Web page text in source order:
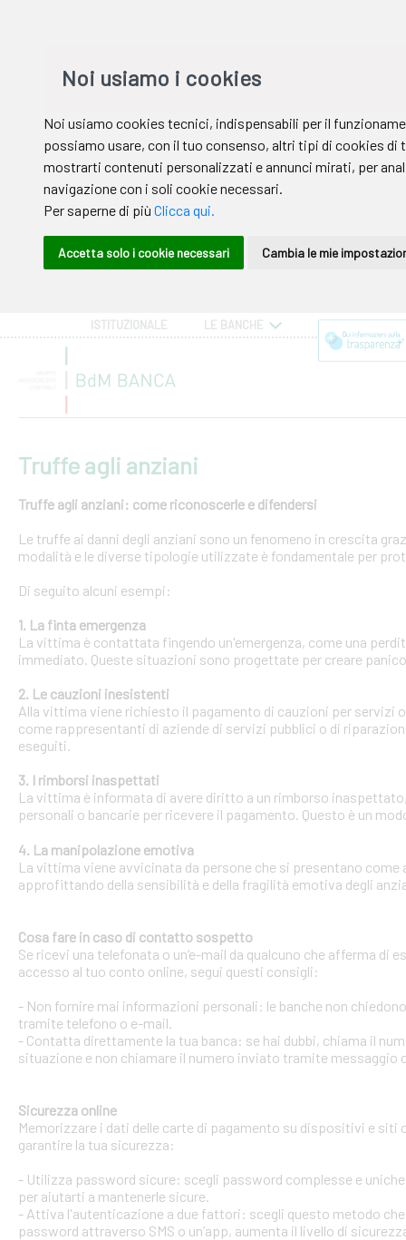
ISTITUZIONALE LE BANCHE
Truffe agli anziani
Truffe agli anziani: come riconoscerle e difendersi
Le truffe ai danni degli anziani sono un fenomeno in crescita
modalità e le diverse tipologie utilizzate è fondamentale per
Di seguito alcuni esempi:
1. La finta emergenza
La vittima è contattata fingendo un'emergenza, come una
immediato. Queste situazioni sono progettate per creare
2. Le cauzioni inesistenti
Alla vittima viene richiesto il pagamento di cauzioni per
come rappresentanti di aziende di servizi pubblici o di
eseguiti.
3. I rimborsi inaspettati
La vittima è informata di avere diritto a un rimborso
personali o bancarie per ricevere il pagamento. Questo è un
4. La manipolazione emotiva
La vittima viene avvicinata da persone che si presentano
approfittando della sensibilità e della fragilità emotiva degli
Cosa fare in caso di contatto sospetto
Se ricevi una telefonata o un’e-mail da qualcuno che afferma di
accesso al tuo conto online, segui questi consigli:
- Non fornire mai informazioni personali: le banche non
tramite telefono o e-mail.
- Contatta direttamente la tua banca: se hai dubbi, chiama il
situazione e non chiamare il numero inviato tramite messaggio
Sicurezza online
Memorizzare i dati delle carte di pagamento su dispositivi e
garantire la tua sicurezza:
- Utilizza password sicure: scegli password complesse e
per aiutarti a mantenerle sicure.
- Attiva l'autenticazione a due fattori: scegli questo metodo
password attraverso SMS o un’app, aumenta il livello di